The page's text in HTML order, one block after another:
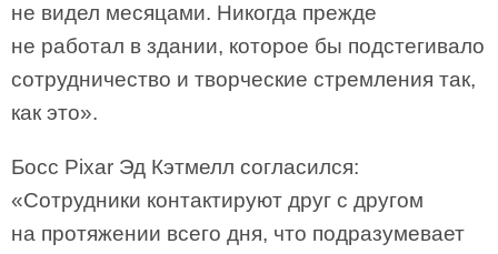
не видел месяцами. Никогда прежде
не работал в здании, которое бы подстегивало
сотрудничество и творческие стремления так,
как это».
Босс Pixar Эд Кэтмелл согласился:
«Сотрудники контактируют друг с другом
на протяжении всего дня, что подразумевает